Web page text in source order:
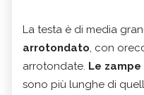
La testa è di media
arrotondato, con
arrotondate. Le
sono più lunghe di